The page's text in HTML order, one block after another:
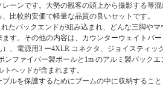
ーンです。大勢の観客の頭上から撮影する等混
比較的安価で軽量な品質の良いセットです。
たバックエンドが組み込まれ、どんな三脚やマ
す。その他の内容は、カウンターウェイトバー
、電源用3 ー4XLR コネクタ、ジョイスティッ
ンファイバー製ポールと1m のアルミ製バックエ
ヘッドが含まれます。
ルを保護するためにブームの中に収納すること